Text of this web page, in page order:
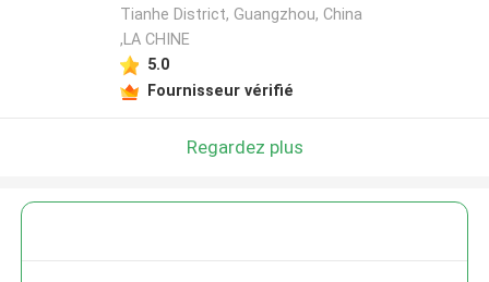
Tianhe District, Guangzhou, China
,LA CHINE
5.0
Fournisseur vérifié
Regardez plus